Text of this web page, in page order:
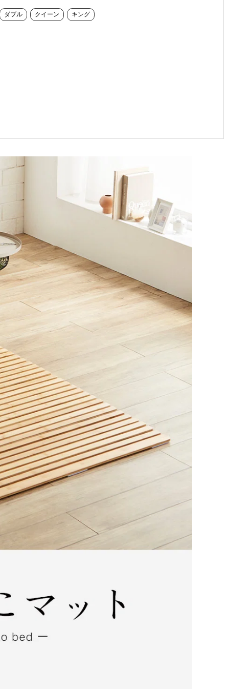
ダブル クイーン キング